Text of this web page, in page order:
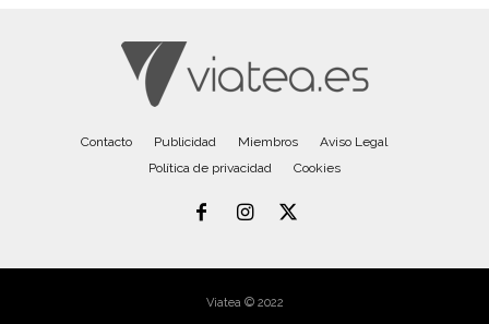
Contacto Publicidad Miembros
Aviso Legal
Política de privacidad
Cookies
Viatea © 2022